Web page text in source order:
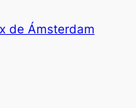
de Ámsterdam